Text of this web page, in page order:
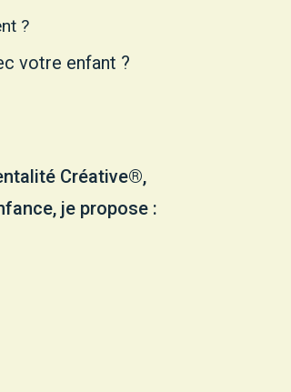
?
votre enfant ?
Créative®,
je propose :